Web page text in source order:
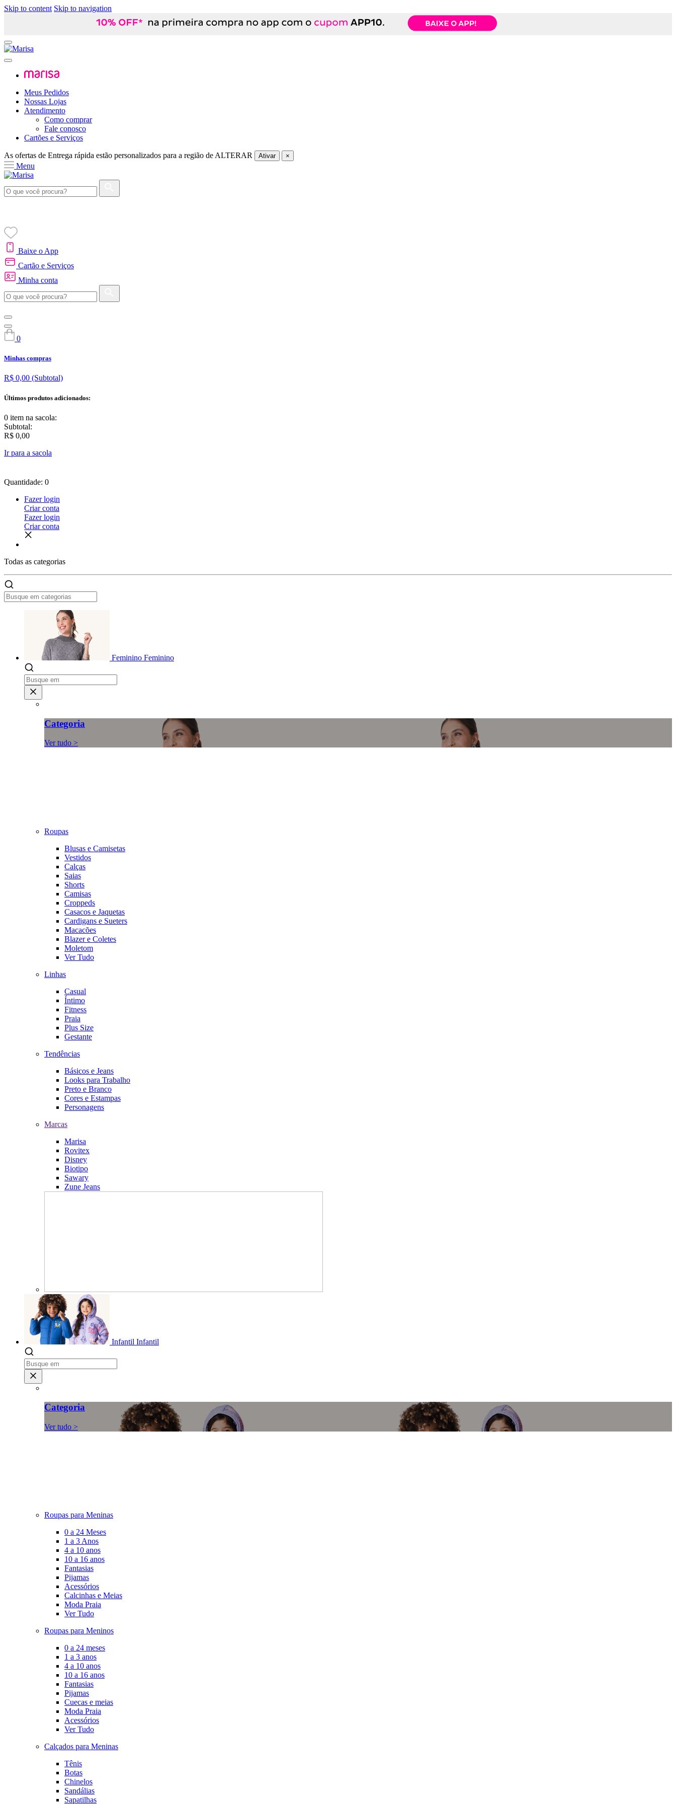
Skip to content Skip to navigation
Meus Pedidos
Nossas Lojas
Atendimento
Como comprar
Fale conosco
Cartões e Serviços
As ofertas de Entrega rápida estão personalizados para a região de ALTERAR Ativar ×
Menu
Baixe o App
Cartão e Serviços
Minha conta
0
Minhas compras
R$ 0,00 (Subtotal)
Últimos produtos adicionados:
0 item na sacola:
Subtotal:
R$ 0,00
Ir para a sacola
Quantidade: 0
Fazer login
Criar conta
Fazer login
Criar conta
Todas as categorias
Feminino Feminino
Categoria
Ver tudo >
Roupas
Blusas e Camisetas
Vestidos
Calças
Saias
Shorts
Camisas
Croppeds
Casacos e Jaquetas
Cardigans e Sueters
Macacões
Blazer e Coletes
Moletom
Ver Tudo
Linhas
Casual
Íntimo
Fitness
Praia
Plus Size
Gestante
Tendências
Básicos e Jeans
Looks para Trabalho
Preto e Branco
Cores e Estampas
Personagens
Marcas
Marisa
Rovitex
Disney
Biotipo
Sawary
Zune Jeans
Infantil Infantil
Categoria
Ver tudo >
Roupas para Meninas
0 a 24 Meses
1 a 3 Anos
4 a 10 anos
10 a 16 anos
Fantasias
Pijamas
Acessórios
Calcinhas e Meias
Moda Praia
Ver Tudo
Roupas para Meninos
0 a 24 meses
1 a 3 anos
4 a 10 anos
10 a 16 anos
Fantasias
Pijamas
Cuecas e meias
Moda Praia
Acessórios
Ver Tudo
Calçados para Meninas
Tênis
Botas
Chinelos
Sandálias
Sapatilhas